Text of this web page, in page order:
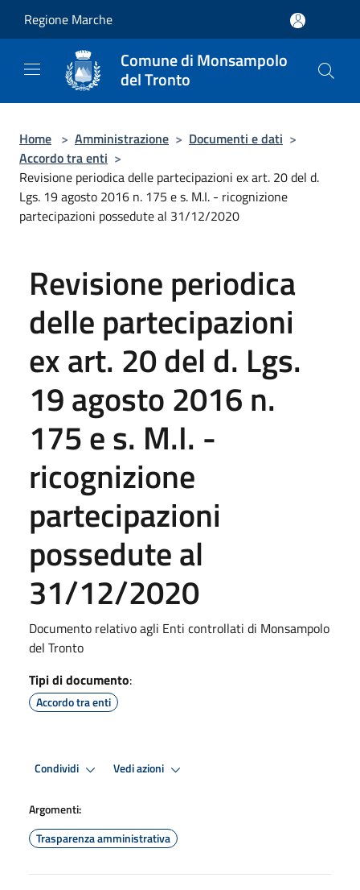
Regione Marche
Comune di Monsampolo
del Tronto
Home > Amministrazione > Documenti e dati >
Accordo tra enti >
Revisione periodica delle partecipazioni ex art. 20 del d.
Lgs. 19 agosto 2016 n. 175 e s. M.I. - ricognizione
partecipazioni possedute al 31/12/2020
Revisione periodica
delle partecipazioni
ex art. 20 del d. Lgs.
19 agosto 2016 n.
175 e s. M.I. -
ricognizione
partecipazioni
possedute al
31/12/2020
Documento relativo agli Enti controllati di Monsampolo
del Tronto
Tipi di documento:
Accordo tra enti
Condividi Vedi azioni
Argomenti:
Trasparenza amministrativa